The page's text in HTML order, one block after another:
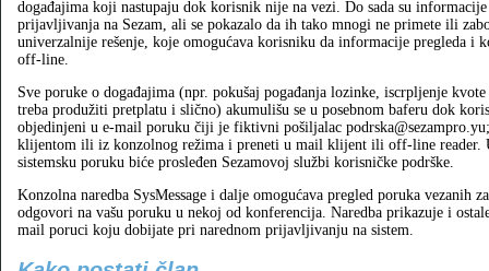
događajima koji nastupaju dok korisnik nije na vezi. Do sada su
prijavljivanja na Sezam, ali se pokazalo da ih tako mnogi ne primete ili
univerzalnije rešenje, koje omogućava korisniku da informacije pregleda i
off-line.
Sve poruke o događajima (npr. pokušaj pogađanja lozinke, iscrpljenje
treba produžiti pretplatu i slično) akumulišu se u posebnom baferu dok
objedinjeni u e-mail poruku čiji je fiktivni pošiljalac
klijentom ili iz konzolnog režima i preneti u mail klijent ili off-line
sistemsku poruku biće prosleđen Sezamovoj službi korisničke podrške.
Konzolna naredba SysMessage i dalje omogućava pregled poruka vezanih
odgovori na vašu poruku u nekoj od konferencija. Naredba prikazuje i
mail poruci koju dobijate pri narednom prijavljivanju na sistem.